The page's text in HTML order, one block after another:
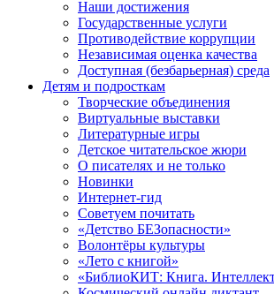
Наши достижения
Государственные услуги
Противодействие коррупции
Независимая оценка качества
Доступная (безбарьерная) среда
Детям и подросткам
Творческие объединения
Виртуальные выставки
Литературные игры
Детское читательское жюри
О писателях и не только
Новинки
Интернет-гид
Советуем почитать
«Детство БЕЗопасности»
Волонтёры культуры
«Лето с книгой»
«БиблиоКИТ: Книга.